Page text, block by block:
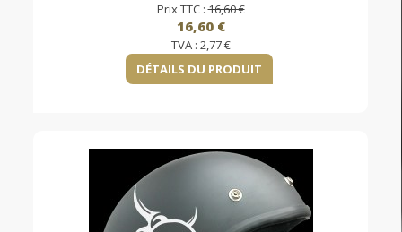
Prix TTC :16,60 €
16,60 €
TVA : 2,77 €
DÉTAILS DU PRODUIT